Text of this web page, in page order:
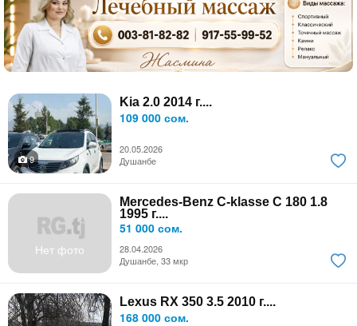
Kia 2.0 2014 г....
109 000 сом.
20.05.2026
9
Душанбе
Нет фото
Mercedes-Benz C-klasse C 180 1.8
1995 г....
51 000 сом.
28.04.2026
Душанбе, 33 мкр
Lexus RX 350 3.5 2010 г....
168 000 сом.